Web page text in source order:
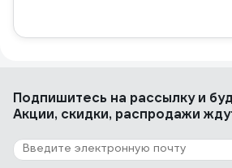
Подпишитесь на рассылкуи
Акции, скидки, распродажи